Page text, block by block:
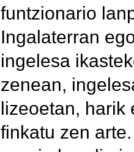
funtzionario
Ingalaterran
ingelesa
zenean,
lizeoetan, harik
finkatu zen